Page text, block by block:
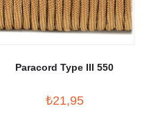
Paracord Type III 550
₺21,95